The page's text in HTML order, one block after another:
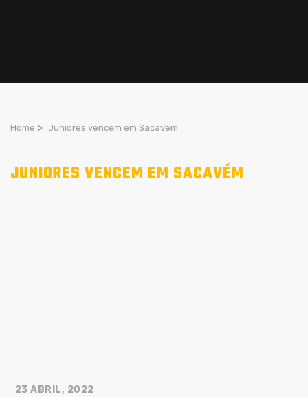
Home > Juniores vencem em Sacavém
JUNIORES VENCEM EM SACAVÉM
23 ABRIL, 2022